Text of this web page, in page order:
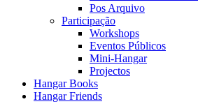
Pos Arquivo
Participação
Workshops
Eventos Públicos
Mini-Hangar
Projectos
Hangar Books
Hangar Friends